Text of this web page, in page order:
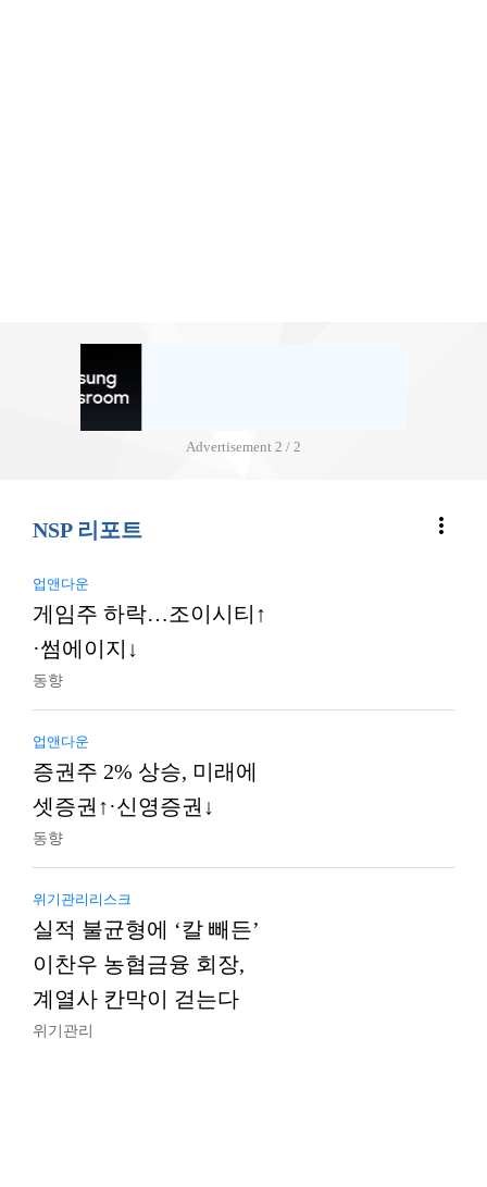
Advertisement 2 / 2
NSP 리포트 more_vert
업앤다운
게임주 하락…조이시티↑
·썸에이지↓
동향
업앤다운
증권주 2% 상승, 미래에
셋증권↑·신영증권↓
동향
위기관리리스크
실적 불균형에 ‘칼 빼든’
이찬우 농협금융 회장,
계열사 칸막이 걷는다
위기관리